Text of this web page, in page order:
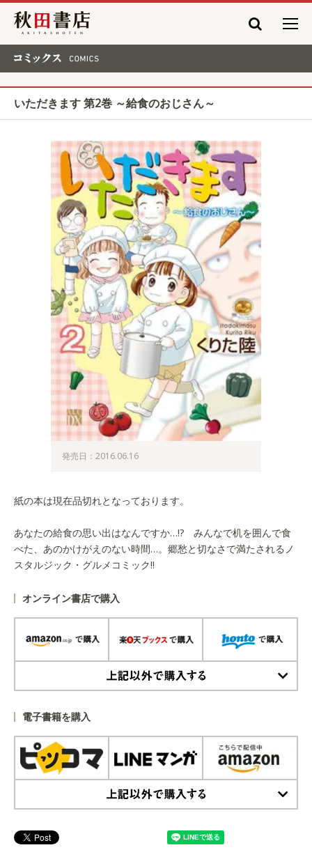
秋田書店
いただきます 第2巻 ～給食のおじさん～
発売日：2016.06.16
紙の本は現在品切れとなっております。
あなたの給食の思い出はなんですか…!? みんなで机を囲んで食
べた、あのかけがえのない時間…。郷愁と切なさで満たされるノ
スタルジック・グルメコミック!!
オンライン書店で購入
電子書籍を購入